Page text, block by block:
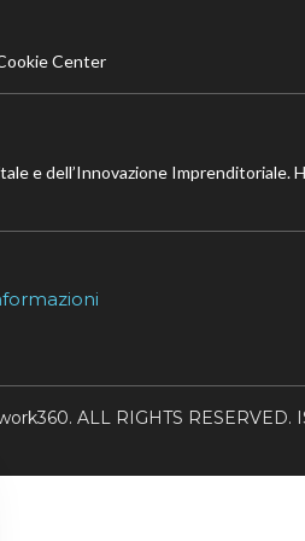
Center
e dell’Innovazione Imprenditoriale.
ALL RIGHTS RESERVED.